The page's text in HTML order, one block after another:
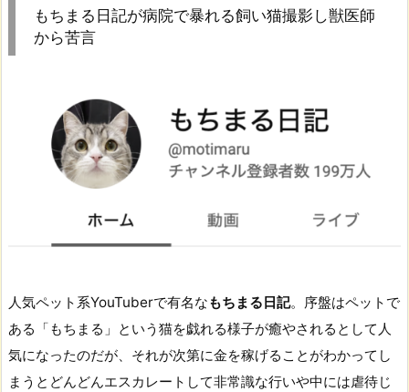
もちまる日記が病院で暴れる飼い猫撮影し獣医師
から苦言
人気ペット系YouTuberで有名なもちまる日記。序盤はペットで
ある「もちまる」という猫を戯れる様子が癒やされるとして人
気になったのだが、それが次第に金を稼げることがわかってし
まうとどんどんエスカレートして非常識な行いや中には虐待じ